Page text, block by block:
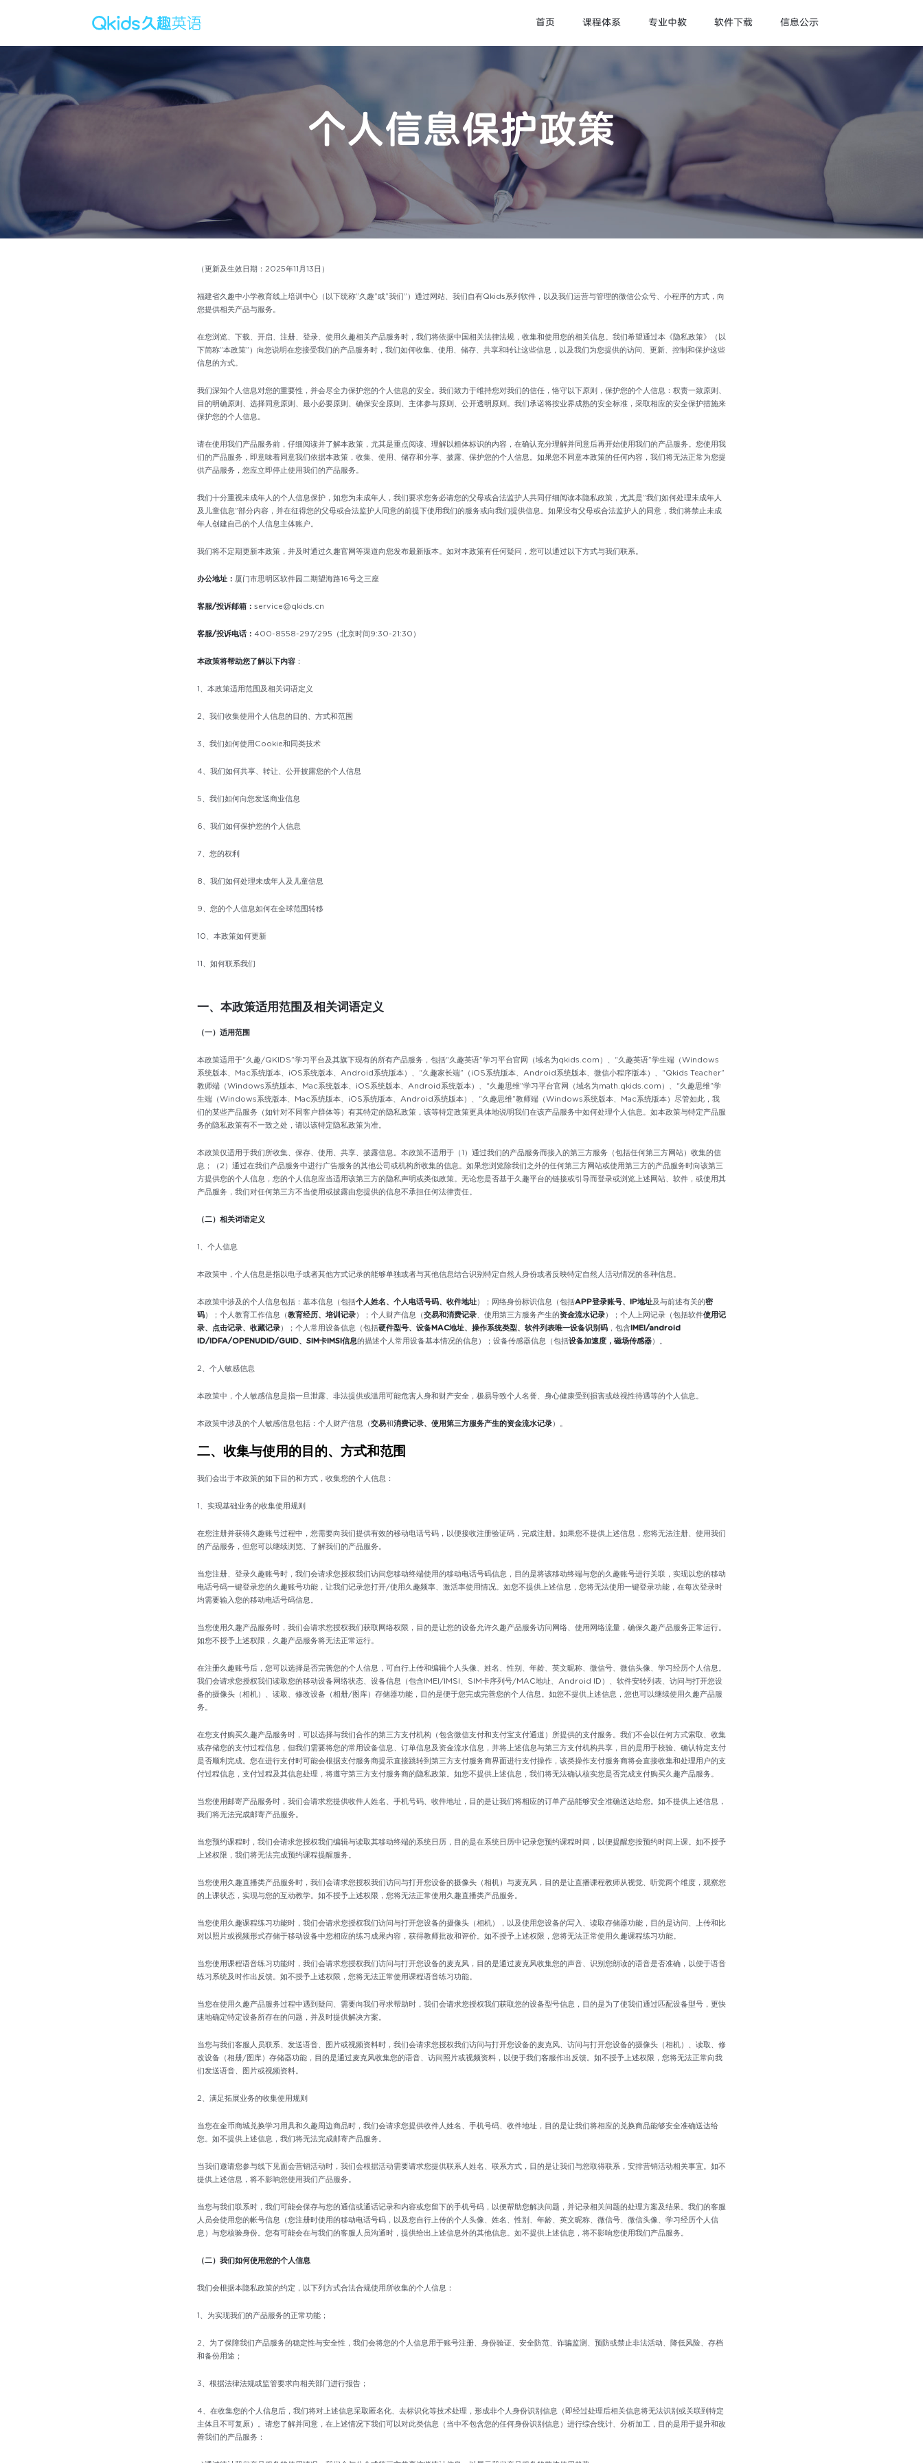
首页 课程体系 专业中教 软件下载 信息公示
个人信息保护政策
（更新及生效日期：2025年11月13日）
福建省久趣中小学教育线上培训中心（以下统称”久趣”或”我们”）通过网站、我们自有Qkids系列软件，以及我们运营与管理的微信公众号、小程序的方式，向
您提供相关产品与服务。
在您浏览、下载、开启、注册、登录、使用久趣相关产品服务时，我们将依据中国相关法律法规，收集和使用您的相关信息。我们希望通过本《隐私政策》（以
下简称”本政策”）向您说明在您接受我们的产品服务时，我们如何收集、使用、储存、共享和转让这些信息，以及我们为您提供的访问、更新、控制和保护这些
信息的方式。
我们深知个人信息对您的重要性，并会尽全力保护您的个人信息的安全。我们致力于维持您对我们的信任，恪守以下原则，保护您的个人信息：权责一致原则、
目的明确原则、选择同意原则、最小必要原则、确保安全原则、主体参与原则、公开透明原则。我们承诺将按业界成熟的安全标准，采取相应的安全保护措施来
保护您的个人信息。
请在使用我们产品服务前，仔细阅读并了解本政策，尤其是重点阅读、理解以粗体标识的内容，在确认充分理解并同意后再开始使用我们的产品服务。您使用我
们的产品服务，即意味着同意我们依据本政策，收集、使用、储存和分享、披露、保护您的个人信息。如果您不同意本政策的任何内容，我们将无法正常为您提
供产品服务，您应立即停止使用我们的产品服务。
我们十分重视未成年人的个人信息保护，如您为未成年人，我们要求您务必请您的父母或合法监护人共同仔细阅读本隐私政策，尤其是”我们如何处理未成年人
及儿童信息”部分内容，并在征得您的父母或合法监护人同意的前提下使用我们的服务或向我们提供信息。如果没有父母或合法监护人的同意，我们将禁止未成
年人创建自己的个人信息主体账户。
我们将不定期更新本政策，并及时通过久趣官网等渠道向您发布最新版本。如对本政策有任何疑问，您可以通过以下方式与我们联系。
办公地址： 厦门市思明区软件园二期望海路16号之三座
客服/投诉邮箱： service@qkids.cn
客服/投诉电话： 400-8558-297/295（北京时间9:30-21:30）
本政策将帮助您了解以下内容 ：
1、本政策适用范围及相关词语定义
2、我们收集使用个人信息的目的、方式和范围
3、我们如何使用Cookie和同类技术
4、我们如何共享、转让、公开披露您的个人信息
5、我们如何向您发送商业信息
6、我们如何保护您的个人信息
7、您的权利
8、我们如何处理未成年人及儿童信息
9、您的个人信息如何在全球范围转移
10、本政策如何更新
11、如何联系我们
一、本政策适用范围及相关词语定义
（一）适用范围
本政策适用于“久趣/QKIDS”学习平台及其旗下现有的所有产品服务，包括“久趣英语”学习平台官网（域名为qkids.com）、“久趣英语”学生端（Windows
系统版本、Mac系统版本、iOS系统版本、Android系统版本）、“久趣家长端”（iOS系统版本、Android系统版本、微信小程序版本）、“Qkids Teacher”
教师端（Windows系统版本、Mac系统版本、iOS系统版本、Android系统版本）、“久趣思维”学习平台官网（域名为math.qkids.com）、“久趣思维”学
生端（Windows系统版本、Mac系统版本、iOS系统版本、Android系统版本）、“久趣思维”教师端（Windows系统版本、Mac系统版本）尽管如此，我
们的某些产品服务（如针对不同客户群体等）有其特定的隐私政策，该等特定政策更具体地说明我们在该产品服务中如何处理个人信息。如本政策与特定产品服
务的隐私政策有不一致之处，请以该特定隐私政策为准。
本政策仅适用于我们所收集、保存、使用、共享、披露信息。本政策不适用于（1）通过我们的产品服务而接入的第三方服务（包括任何第三方网站）收集的信
息；（2）通过在我们产品服务中进行广告服务的其他公司或机构所收集的信息。如果您浏览除我们之外的任何第三方网站或使用第三方的产品服务时向该第三
方提供您的个人信息，您的个人信息应当适用该第三方的隐私声明或类似政策。无论您是否基于久趣平台的链接或引导而登录或浏览上述网站、软件，或使用其
产品服务，我们对任何第三方不当使用或披露由您提供的信息不承担任何法律责任。
（二）相关词语定义
1、个人信息
本政策中，个人信息是指以电子或者其他方式记录的能够单独或者与其他信息结合识别特定自然人身份或者反映特定自然人活动情况的各种信息。
本政策中涉及的个人信息包括：基本信息（包括个人姓名、个人电话号码、收件地址）；网络身份标识信息（包括APP登录账号、IP地址及与前述有关的密
码）；个人教育工作信息（教育经历、培训记录）；个人财产信息（交易和消费记录 、使用第三方服务产生的资金流水记录）；个人上网记录（包括软件使用记
录、点击记录、收藏记录）；个人常用设备信息（包括硬件型号、设备MAC地址、操作系统类型、软件列表唯一设备识别码 ，包含 IMEI/android
ID/IDFA/OPENUDID/GUID、SIM卡IMSI信息的描述个人常用设备基本情况的信息）；设备传感器信息（包括设备加速度，磁场传感器）。
2、个人敏感信息
本政策中，个人敏感信息是指一旦泄露、非法提供或滥用可能危害人身和财产安全，极易导致个人名誉、身心健康受到损害或歧视性待遇等的个人信息。
本政策中涉及的个人敏感信息包括：个人财产信息（交易和消费记录、使用第三方服务产生的资金流水记录）。
二、收集与使用的目的、方式和范围
我们会出于本政策的如下目的和方式，收集您的个人信息：
1、实现基础业务的收集使用规则
在您注册并获得久趣账号过程中，您需要向我们提供有效的移动电话号码，以便接收注册验证码，完成注册。如果您不提供上述信息，您将无法注册、使用我们
的产品服务，但您可以继续浏览、了解我们的产品服务。
当您注册、登录久趣账号时，我们会请求您授权我们访问您移动终端使用的移动电话号码信息，目的是将该移动终端与您的久趣账号进行关联，实现以您的移动
电话号码一键登录您的久趣账号功能，让我们记录您打开/使用久趣频率、激活率使用情况。如您不提供上述信息，您将无法使用一键登录功能，在每次登录时
均需要输入您的移动电话号码信息。
当您使用久趣产品服务时，我们会请求您授权我们获取网络权限，目的是让您的设备允许久趣产品服务访问网络、使用网络流量，确保久趣产品服务正常运行。
如您不授予上述权限，久趣产品服务将无法正常运行。
在注册久趣账号后，您可以选择是否完善您的个人信息，可自行上传和编辑个人头像、姓名、性别、年龄、英文昵称、微信号、微信头像、学习经历个人信息。
我们会请求您授权我们读取您的移动设备网络状态、设备信息（包含IMEI/IMSI、SIM卡序列号/MAC地址、Android ID）、软件安转列表、访问与打开您设
备的摄像头（相机）、读取、修改设备（相册/图库）存储器功能，目的是便于您完成完善您的个人信息。如您不提供上述信息，您也可以继续使用久趣产品服
务。
在您支付购买久趣产品服务时，可以选择与我们合作的第三方支付机构（包含微信支付和支付宝支付通道）所提供的支付服务。我们不会以任何方式索取、收集
或存储您的支付过程信息，但我们需要将您的常用设备信息、订单信息及资金流水信息，并将上述信息与第三方支付机构共享，目的是用于校验、确认特定支付
是否顺利完成。您在进行支付时可能会根据支付服务商提示直接跳转到第三方支付服务商界面进行支付操作，该类操作支付服务商将会直接收集和处理用户的支
付过程信息，支付过程及其信息处理，将遵守第三方支付服务商的隐私政策。如您不提供上述信息，我们将无法确认核实您是否完成支付购买久趣产品服务。
当您使用邮寄产品服务时，我们会请求您提供收件人姓名、手机号码、收件地址，目的是让我们将相应的订单产品能够安全准确送达给您。如不提供上述信息，
我们将无法完成邮寄产品服务。
当您预约课程时，我们会请求您授权我们编辑与读取其移动终端的系统日历，目的是在系统日历中记录您预约课程时间，以便提醒您按预约时间上课。如不授予
上述权限，我们将无法完成预约课程提醒服务。
当您使用久趣直播类产品服务时，我们会请求您授权我们访问与打开您设备的摄像头（相机）与麦克风，目的是让直播课程教师从视觉、听觉两个维度，观察您
的上课状态，实现与您的互动教学。如不授予上述权限，您将无法正常使用久趣直播类产品服务。
当您使用久趣课程练习功能时，我们会请求您授权我们访问与打开您设备的摄像头（相机），以及使用您设备的写入、读取存储器功能，目的是访问、上传和比
对以照片或视频形式存储于移动设备中您相应的练习成果内容，获得教师批改和评价。如不授予上述权限，您将无法正常使用久趣课程练习功能。
当您使用课程语音练习功能时，我们会请求您授权我们访问与打开您设备的麦克风，目的是通过麦克风收集您的声音、识别您朗读的语音是否准确，以便于语音
练习系统及时作出反馈。如不授予上述权限，您将无法正常使用课程语音练习功能。
当您在使用久趣产品服务过程中遇到疑问、需要向我们寻求帮助时，我们会请求您授权我们获取您的设备型号信息，目的是为了使我们通过匹配设备型号，更快
速地确定特定设备所存在的问题，并及时提供解决方案。
当您与我们客服人员联系、发送语音、图片或视频资料时，我们会请求您授权我们访问与打开您设备的麦克风、访问与打开您设备的摄像头（相机）、读取、修
改设备（相册/图库）存储器功能，目的是通过麦克风收集您的语音、访问照片或视频资料，以便于我们客服作出反馈。如不授予上述权限，您将无法正常向我
们发送语音、图片或视频资料。
2、满足拓展业务的收集使用规则
当您在金币商城兑换学习用具和久趣周边商品时，我们会请求您提供收件人姓名、手机号码、收件地址，目的是让我们将相应的兑换商品能够安全准确送达给
您。如不提供上述信息，我们将无法完成邮寄产品服务。
当我们邀请您参与线下见面会营销活动时，我们会根据活动需要请求您提供联系人姓名、联系方式，目的是让我们与您取得联系，安排营销活动相关事宜。如不
提供上述信息，将不影响您使用我们产品服务。
当您与我们联系时，我们可能会保存与您的通信或通话记录和内容或您留下的手机号码，以便帮助您解决问题，并记录相关问题的处理方案及结果。我们的客服
人员会使用您的帐号信息（您注册时使用的移动电话号码，以及您自行上传的个人头像、姓名、性别、年龄、英文昵称、微信号、微信头像、学习经历个人信
息）与您核验身份。您有可能会在与我们的客服人员沟通时，提供给出上述信息外的其他信息。如不提供上述信息，将不影响您使用我们产品服务。
（二）我们如何使用您的个人信息
我们会根据本隐私政策的约定，以下列方式合法合规使用所收集的个人信息：
1、为实现我们的产品服务的正常功能；
2、为了保障我们产品服务的稳定性与安全性，我们会将您的个人信息用于账号注册、身份验证、安全防范、诈骗监测、预防或禁止非法活动、降低风险、存档
和备份用途；
3、根据法律法规或监管要求向相关部门进行报告；
4、在收集您的个人信息后，我们将对上述信息采取匿名化、去标识化等技术处理，形成非个人身份识别信息（即经过处理后相关信息将无法识别或关联到特定
主体且不可复原）。请您了解并同意，在上述情况下我们可以对此类信息（当中不包含您的任何身份识别信息）进行综合统计、分析加工，目的是用于提升和改
善我们的产品服务：